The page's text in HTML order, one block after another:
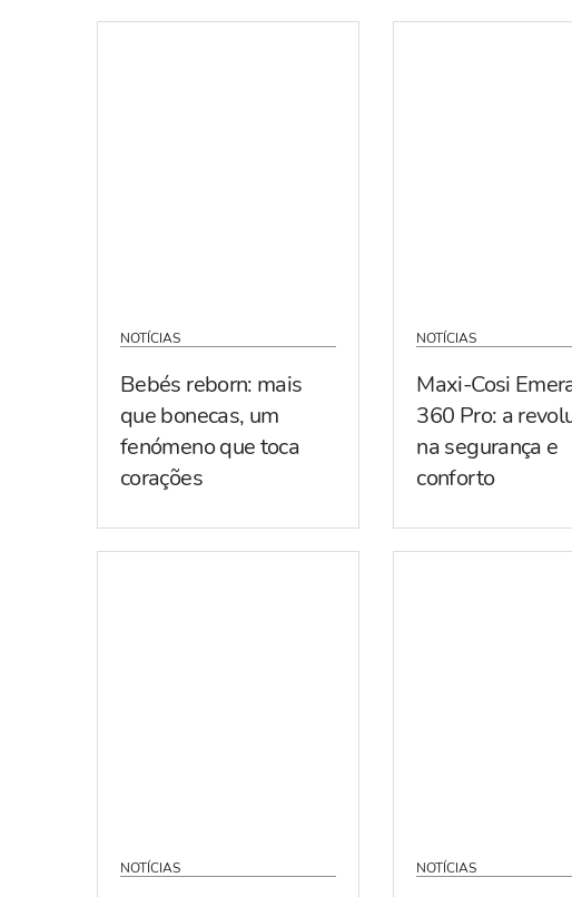
NOTÍCIAS
Bebés reborn: mais
que bonecas, um
fenómeno que toca
corações
NOTÍCIAS
Maxi-Cosi
360 Pro: a
na segurança e
conforto
NOTÍCIAS NOTÍCIAS